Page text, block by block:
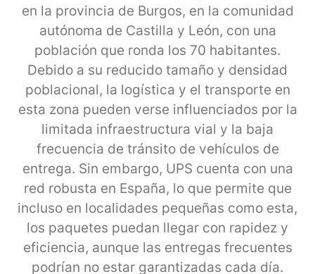
en la provincia de Burgos, en la comunidad
autónoma de Castilla y León, con una
población que ronda los 70 habitantes.
Debido a su reducido tamaño y densidad
poblacional, la logística y el transporte en
esta zona pueden verse influenciados por la
limitada infraestructura vial y la baja
frecuencia de tránsito de vehículos de
entrega. Sin embargo, UPS cuenta con una
red robusta en España, lo que permite que
incluso en localidades pequeñas como esta,
los paquetes puedan llegar con rapidez y
eficiencia, aunque las entregas frecuentes
podrían no estar garantizadas cada día.